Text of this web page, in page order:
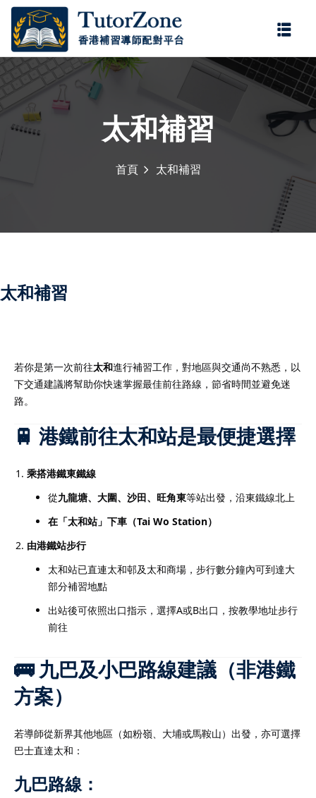
為小學、中學及公開試
年補習經驗，教學靈
科目涵蓋中文、英文、
定期與家長溝通學生進
。選擇我們的補習老
擇一位值得信賴的學習
導師及擁有專業資格並
牌照的補習老師組成，
有多年教學經驗，深入
各類公開考試的課程要
要制定最合適的教學策
習老師，就是為孩子選
夥伴。補習老師不僅傳
下穩固基礎。立即了解
情，尋找最適合您孩子
文憑課程（IB課程
太和補習
首頁 太和補習
太和補習
若你是第一次前往太和進行補習工作，對地區與交通尚不熟悉，以
下交通建議將幫助你快速掌握最佳前往路線，節省時間並避免迷
路。
🚆 港鐵前往太和站是最便捷選擇
乘搭港鐵東鐵線
從九龍塘、大圍、沙田、旺角東等站出發，沿東鐵線北上
在「太和站」下車（Tai Wo Station）
由港鐵站步行
太和站已直連太和邨及太和商場，步行數分鐘內可到達大
部分補習地點
出站後可依照出口指示，選擇A或B出口，按教學地址步行
前往
🚌 九巴及小巴路線建議（非港鐵
方案）
若導師從新界其他地區（如粉嶺、大埔或馬鞍山）出發，亦可選擇
巴士直達太和：
九巴路線：
登錄